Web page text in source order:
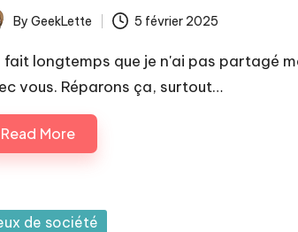
By GeekLette 5 février 2025
fait longtemps que je n'ai pas partagé
vous. Réparons ça, surtout…
Read More
de société